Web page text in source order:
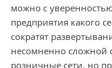
можно с
предприятия какого
сократят
несомненно сложной
розничные сети, но